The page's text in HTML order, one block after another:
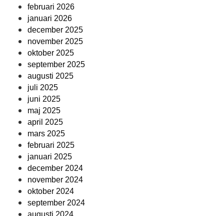
februari 2026
januari 2026
december 2025
november 2025
oktober 2025
september 2025
augusti 2025
juli 2025
juni 2025
maj 2025
april 2025
mars 2025
februari 2025
januari 2025
december 2024
november 2024
oktober 2024
september 2024